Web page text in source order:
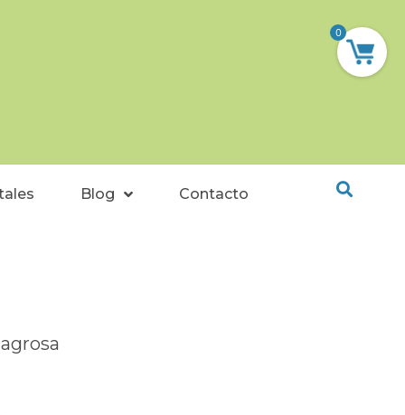
Blog Contacto
0